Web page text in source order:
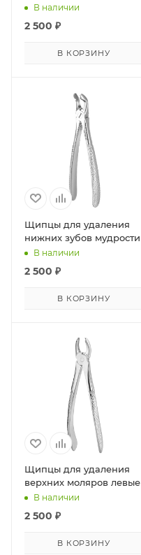
В наличии
2 500 ₽
В КОРЗИНУ
Щипцы для удаления
нижних зубов мудрости
В наличии
2 500 ₽
В КОРЗИНУ
Щипцы для удаления
верхних моляров левые
В наличии
2 500 ₽
В КОРЗИНУ